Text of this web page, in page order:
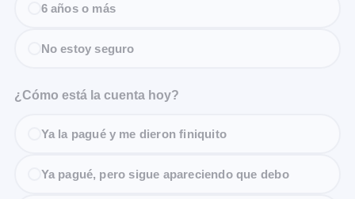
6 años o más
No estoy seguro
¿Cómo está la cuenta hoy?
Ya la pagué y me dieron finiquito
Ya pagué, pero sigue apareciendo que debo